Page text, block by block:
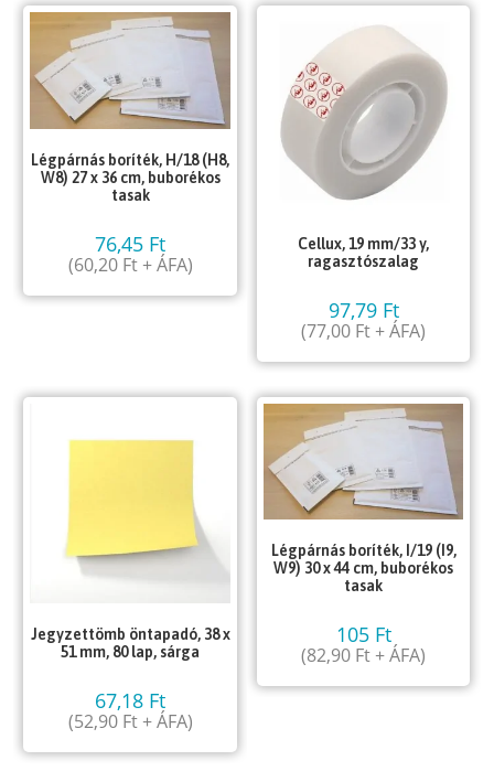
Légpárnás boríték, H/18 (H8,
W8) 27 x 36 cm, buborékos
tasak
76,45 Ft
(60,20 Ft+ ÁFA)
Cellux, 19 mm/33 y,
ragasztószalag
97,79 Ft
(77,00 Ft+ ÁFA)
Jegyzettömb öntapadó, 38 x
51 mm, 80 lap, sárga
67,18 Ft
(52,90 Ft+ ÁFA)
Légpárnás boríték, I/19 (I9,
W9) 30 x 44 cm, buborékos
tasak
105 Ft
(82,90 Ft+ ÁFA)